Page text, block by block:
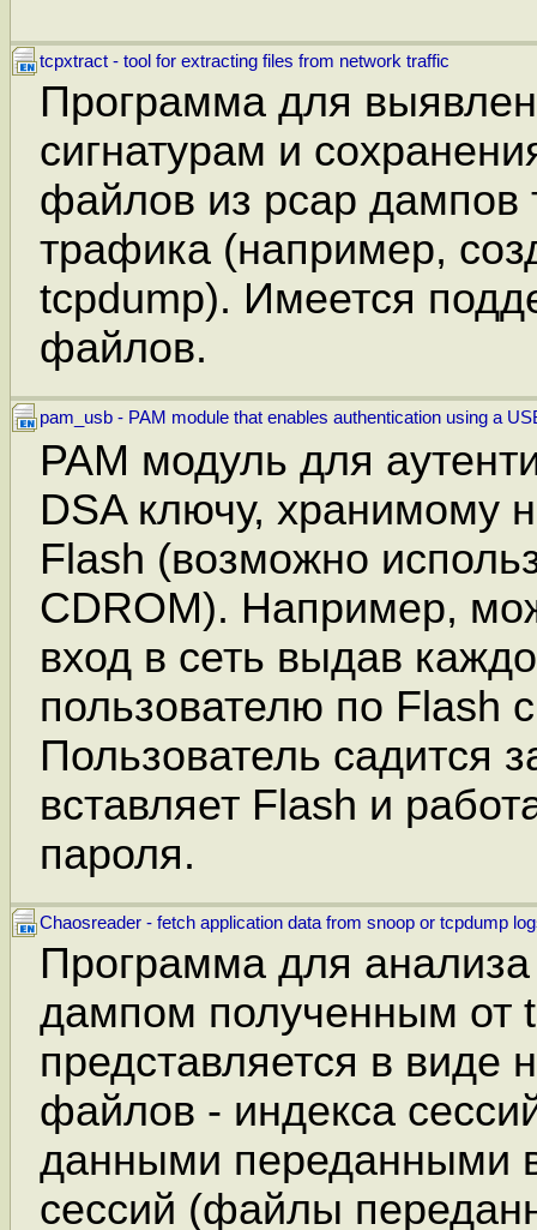
tcpxtract - tool for extracting files from network traffic
Программа для
сигнатурам и
файлов из pcap дампов
трафика (например,
tcpdump). Имеется
файлов.
pam_usb - PAM module that enables authentication using a
PAM модуль для
DSA ключу, хранимому
Flash (возможно
CDROM). Например,
вход в сеть выдав
пользователю по Flash
Пользователь садится
вставляет Flash и
пароля.
Chaosreader - fetch application data from snoop or tcpdump
Программа для
дампом полученным от
представляется в виде
файлов - индекса
данными переданными
сессий (файлы